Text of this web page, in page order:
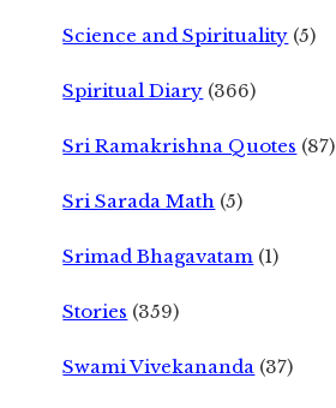
Science and Spirituality (5)
Spiritual Diary (366)
Sri Ramakrishna Quotes (87)
Sri Sarada Math (5)
Srimad Bhagavatam (1)
Stories (359)
Swami Vivekananda (37)